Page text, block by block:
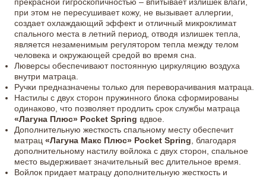
прекрасной гигроскопичностью – впитывает излишек влаги,
при этом не пересушивает кожу, не вызывает аллергии,
создает охлаждающий эффект и отличный микроклимат
спального места в летний период, отводя излишек тепла,
является незаменимым регулятором тепла между телом
человека и окружающей средой во время сна.
Люверсы обеспечивают постоянную циркуляцию воздуха
внутри матраца.
Ручки предназначены только для переворачивания матраца.
Настилы с двух сторон пружинного блока сформированы
одинаково, что позволяет продлить срок службы матраца
«Лагуна Плюс» Pocket Spring вдвое.
Дополнительную жесткость спальному месту обеспечит
матрац«Лагуна Макс Плюс» Pocket Spring, благодаря
дополнительному настилу войлока с двух сторон, спальное
место выдерживает значительный вес длительное время.
Войлок придает матрацу дополнительную жесткость и